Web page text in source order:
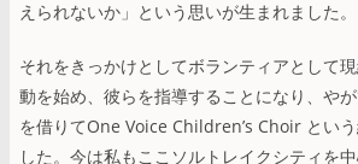
えられないか」という思いが生まれました。
それをきっかけとしてボランティアとして
動を始め、彼らを指導することになり、や
を借りてOne Voice Children’s Choir とい
した。今は私もここソルトレイクシティを